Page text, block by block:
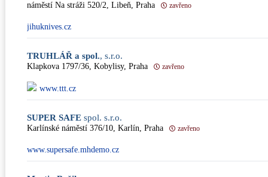
náměstí Na stráži 520/2, Libeň, Praha zavřeno
jihuknives.cz
TRUHLÁŘ a spol., s.r.o.
Klapkova 1797/36, Kobylisy, Praha zavřeno
www.ttt.cz
SUPER SAFE spol. s.r.o.
Karlínské náměstí 376/10, Karlín, Praha zavřeno
www.supersafe.mhdemo.cz